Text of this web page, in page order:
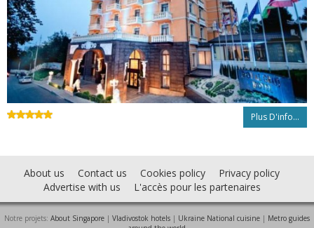
Plus D'info...
About us Contact us Cookies policy
Privacy policy
Advertise with us
L'accès pour les partenaires
Notre projets: About Singapore | Vladivostok hotels | Ukraine National cuisine | Metro guides